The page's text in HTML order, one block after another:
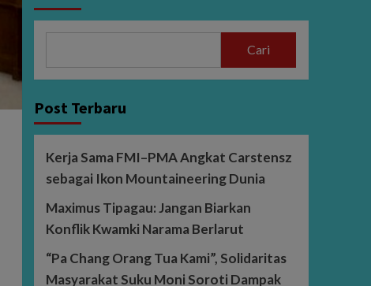
Cari
Post Terbaru
Kerja Sama FMI–PMA Angkat Carstensz
sebagai Ikon Mountaineering Dunia
Maximus Tipagau: Jangan Biarkan
Konflik Kwamki Narama Berlarut
“Pa Chang Orang Tua Kami”, Solidaritas
Masyarakat Suku Moni Soroti Dampak